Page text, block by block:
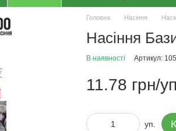
Головна Насіння
Насіння
В наявності Артикул:
11.78 грн/
уп.